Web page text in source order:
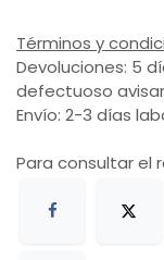
Términos y
Devoluciones: 5
defectuoso
Envío: 2-3 días
Para consultar el